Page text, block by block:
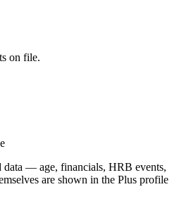
on file.
data — age, financials, HRB events,
are shown in the Plus profile